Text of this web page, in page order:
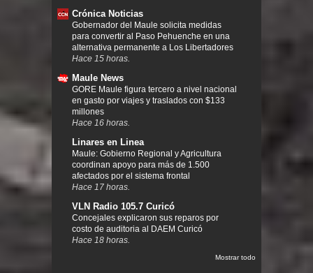
Crónica Noticias
Gobernador del Maule solicita medidas
para convertir al Paso Pehuenche en una
alternativa permanente a Los Libertadores
Hace 15 horas.
Maule News
GORE Maule figura tercero a nivel nacional
en gasto por viajes y traslados con $133
millones
Hace 16 horas.
Linares en Linea
Maule: Gobierno Regional y Agricultura
coordinan apoyo para más de 1.500
afectados por el sistema frontal
Hace 17 horas.
VLN Radio 105.7 Curicó
Concejales explicaron sus reparos por
costo de auditoria al DAEM Curicó
Hace 18 horas.
Mostrar todo